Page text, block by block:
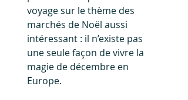
voyage sur le thème des
marchés de Noël aussi
intéressant : il n’existe pas
une seule façon de vivre la
magie de décembre en
Europe.